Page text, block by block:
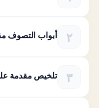
أبواب التصوف
تلخيص مقدمة